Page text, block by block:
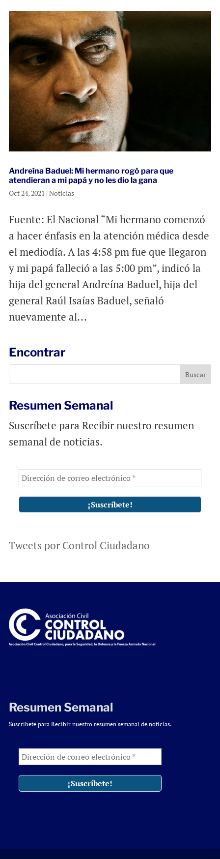
Andreína Baduel: Mi hermano rogó para que
atendieran a mi papá y no les dio la gana
Oct 24, 2021 | Noticias
Fuente: El Nacional “Mi hermano comenzó
a hacer énfasis en la atención médica desde
el mediodía. A las 4:58 pm fue que llegaron
y mi papá falleció a las 5:00 pm”, indicó la
hija del general Andreína Baduel, hija del
general Raúl Isaías Baduel, señaló
nuevamente al...
Encontrar
Resumen Semanal
Suscríbete para Recibir nuestro resumen
semanal de noticias.
Tweets por Control Ciudadano
Resumen Semanal
Suscríbete para Recibir nuestro resumen semanal de noticias.